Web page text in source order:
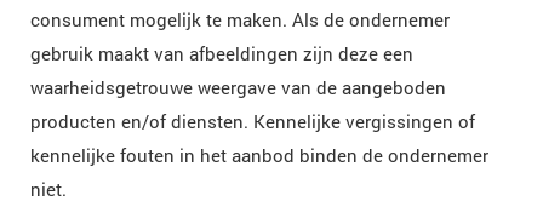
consument mogelijk te maken. Als de ondernemer
gebruik maakt van afbeeldingen zijn deze een
waarheidsgetrouwe weergave van de aangeboden
producten en/of diensten. Kennelijke vergissingen of
kennelijke fouten in het aanbod binden de ondernemer
niet.